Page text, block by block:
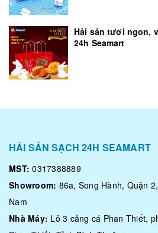
Hải sản tươi ngon,
24h Seamart
HẢI SẢN SẠCH 24H SEAMART
MST: 0317388889
Showroom: 86a, Song Hành, Quận
Nam
Nhà Máy: Lô 3 cảng cá Phan Thiết,